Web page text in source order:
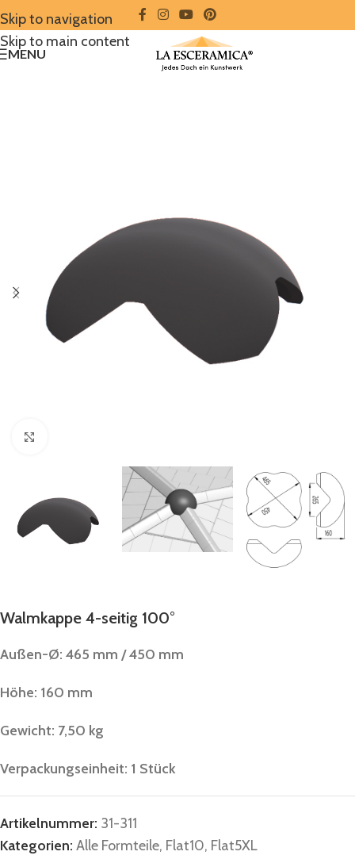
Skip to navigation
Skip to main content
MENU
Walmkappe 4-seitig 100°
Außen-Ø: 465 mm / 450 mm
Höhe: 160 mm
Gewicht: 7,50 kg
Verpackungseinheit: 1 Stück
Artikelnummer: 31-311
Kategorien: Alle Formteile, Flat10, Flat5XL